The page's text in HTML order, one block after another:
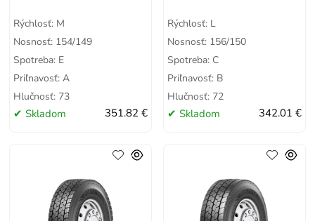
Rýchlosť: M
Nosnosť: 154/149
Spotreba: E
Priľnavosť: A
Hlučnosť: 73
Skladom 351.82 €
Rýchlosť: L
Nosnosť: 156/150
Spotreba: C
Priľnavosť: B
Hlučnosť: 72
Skladom 342.01 €